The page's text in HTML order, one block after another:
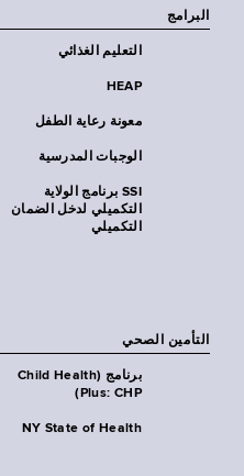
البرامج
التعليم الغذائي
HEAP
معونة رعاية الطفل
الوجبات المدرسية
SSI برنامج الولاية
التكميلي لدخل الضمان
التكميلي
التأمين الصحي
برنامج (Child Health
Plus: CHP)
NY State of Health